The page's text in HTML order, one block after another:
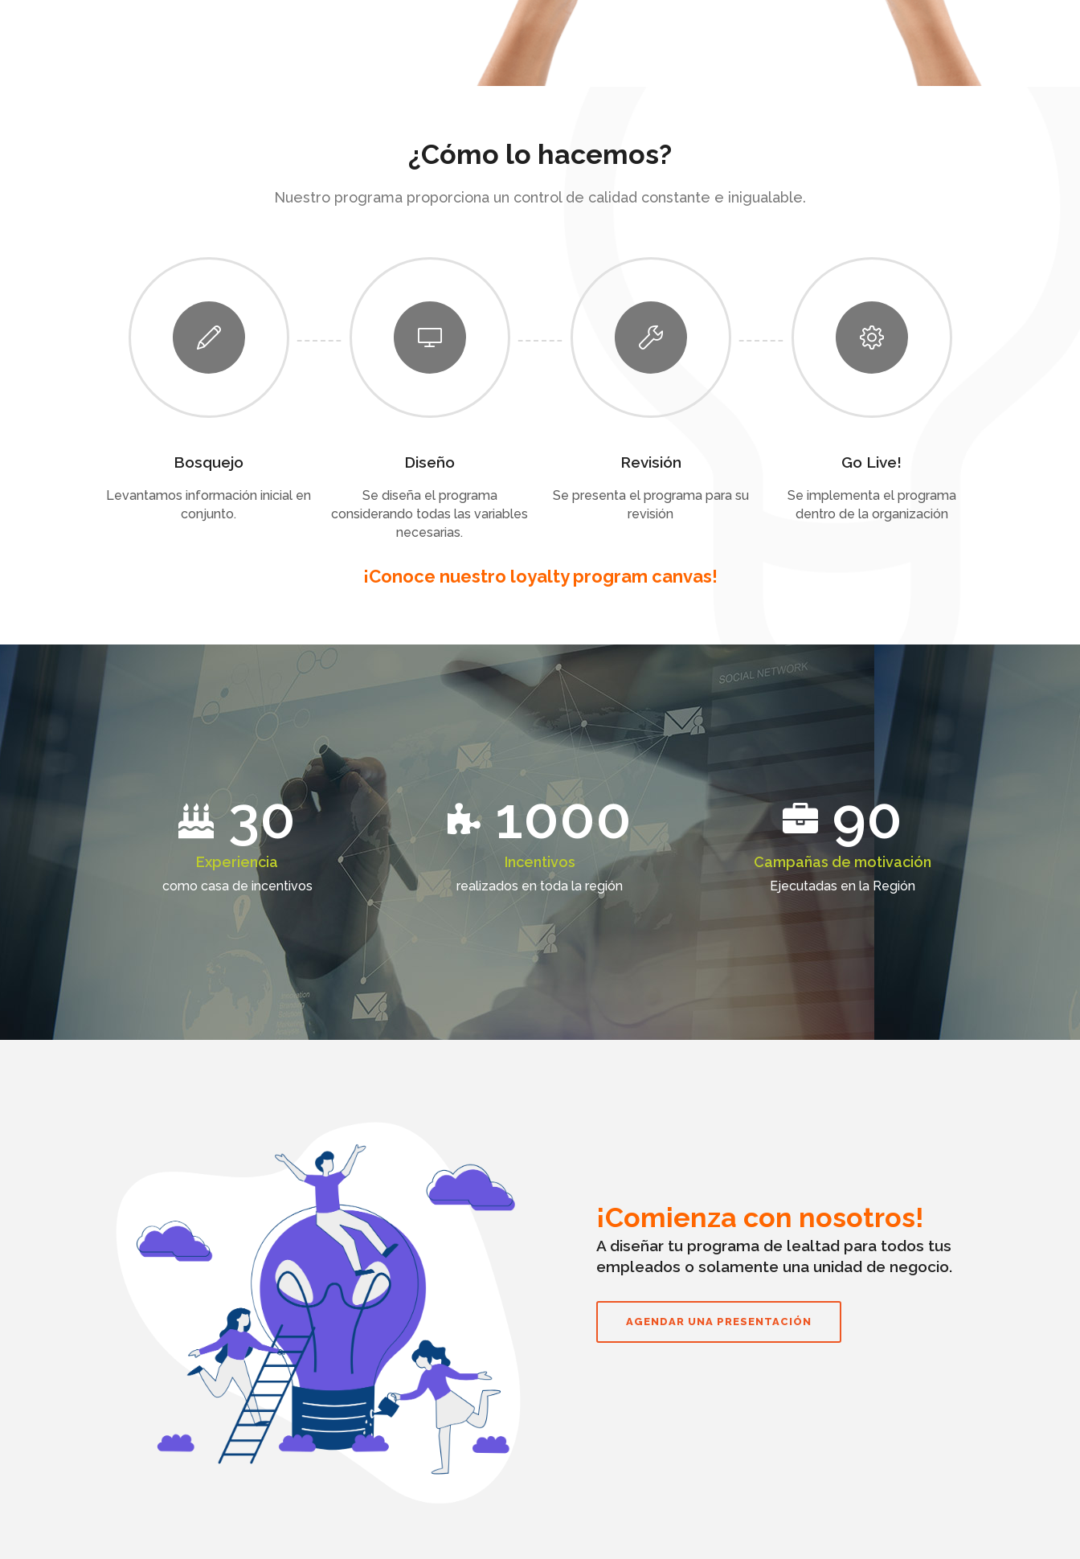
¿Cómo lo hacemos?
Nuestro programa proporciona un control de calidad constante e inigualable.
Bosquejo
Levantamos información inicial en
conjunto.
Diseño
Se diseña el programa
considerando todas las variables
necesarias.
Revisión
Se presenta el programa para su
revisión
Go Live!
Se implementa el programa
dentro de la organización
¡Conoce nuestro loyalty program canvas!
30
Experiencia
como casa de incentivos
1000
Incentivos
realizados en toda la región
90
Campañas de motivación
Ejecutadas en la Región
¡Comienza con nosotros!
A diseñar tu programa de lealtad para todos tus
empleados o solamente una unidad de negocio.
AGENDAR UNA PRESENTACIÓN